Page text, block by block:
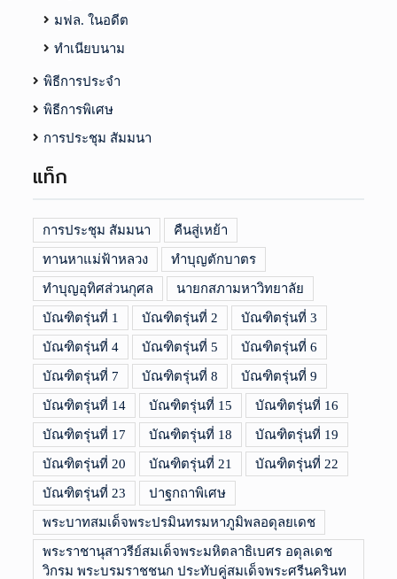
มฟล. ในอดีต
ทำเนียบนาม
พิธีการประจำ
พิธีการพิเศษ
การประชุม สัมมนา
แท็ก
การประชุม สัมมนา คืนสู่เหย้า
ทานหาแม่ฟ้าหลวง ทำบุญตักบาตร
ทำบุญอุทิศส่วนกุศล นายกสภามหาวิทยาลัย
บัณฑิตรุ่นที่ 1 บัณฑิตรุ่นที่ 2 บัณฑิตรุ่นที่ 3
บัณฑิตรุ่นที่ 4 บัณฑิตรุ่นที่ 5 บัณฑิตรุ่นที่ 6
บัณฑิตรุ่นที่ 7 บัณฑิตรุ่นที่ 8 บัณฑิตรุ่นที่ 9
บัณฑิตรุ่นที่ 14 บัณฑิตรุ่นที่ 15 บัณฑิตรุ่นที่ 16
บัณฑิตรุ่นที่ 17 บัณฑิตรุ่นที่ 18 บัณฑิตรุ่นที่ 19
บัณฑิตรุ่นที่ 20 บัณฑิตรุ่นที่ 21 บัณฑิตรุ่นที่ 22
บัณฑิตรุ่นที่ 23 ปาฐกถาพิเศษ
พระบาทสมเด็จพระปรมินทรมหาภูมิพลอดุลยเดช
พระราชานุสาวรีย์สมเด็จพระมหิตลาธิเบศร อดุลเดช
วิกรม พระบรมราชชนก ประทับคู่สมเด็จพระศรีนครินท